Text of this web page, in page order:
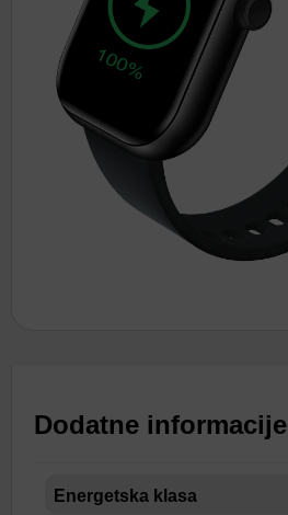
Dodatne informacije
Energetska klasa